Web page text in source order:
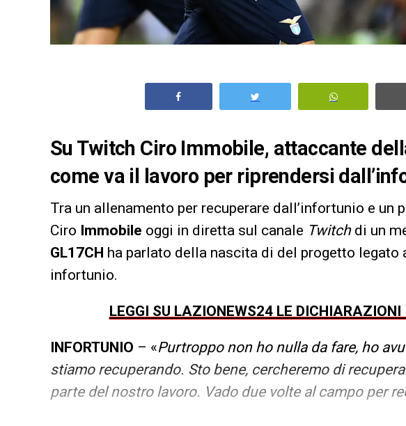
Su Twitch Ciro Immobile, attaccante
come va il lavoro per riprendersi
Tra un allenamento per recuperare dall’infortunio e un
Ciro Immobile oggi in diretta sul canale Twitchdi un
GL17CH ha parlato della nascita di del progetto legato
infortunio.
LEGGI SU LAZIONEWS24 LE
INFORTUNIO – «Purtroppo non ho nulla da fare, ho
stiamo recuperando. Sto bene, cercheremo di
parte del nostro lavoro. Vado due volte al campo per